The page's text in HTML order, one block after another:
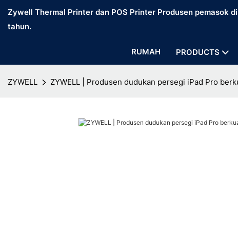
Zywell Thermal Printer dan POS Printer Produsen pemasok
tahun.
RUMAH PRODUCTS
ZYWELL ZYWELL | Produsen dudukan persegi iPad Pro